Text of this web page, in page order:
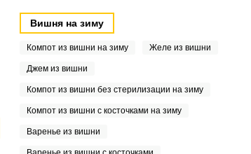
Вишня на зиму
Компот из вишни на зиму Желе из вишни
Джем из вишни
Компот из вишни без стерилизации на зиму
Компот из вишни с косточками на зиму
Варенье из вишни